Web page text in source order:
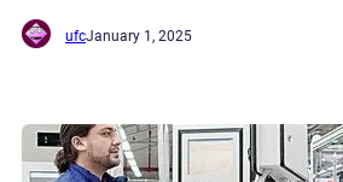
ufcJanuary 1, 2025